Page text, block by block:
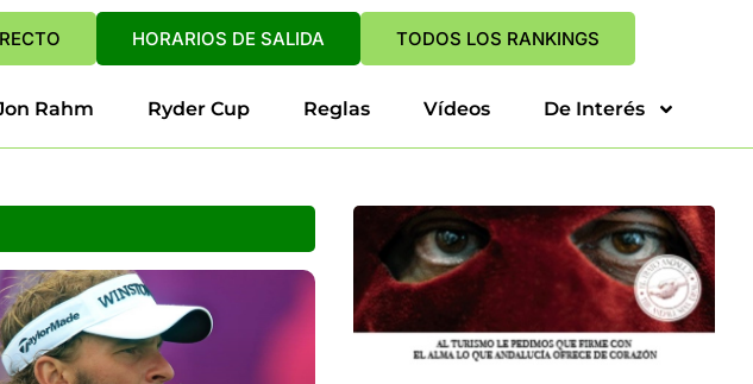
HORARIOS DE SALIDA TODOS LOS RANKINGS
Rahm Ryder Cup Reglas Vídeos De Interés